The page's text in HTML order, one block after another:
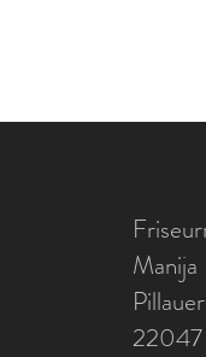
Manija
22047